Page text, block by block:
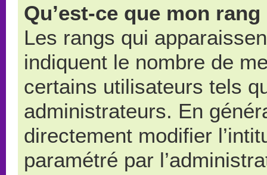
Qu’est-ce que mon
Les rangs qui
indiquent le nombre de
certains utilisateurs tels
administrateurs. En
directement modifier
paramétré par